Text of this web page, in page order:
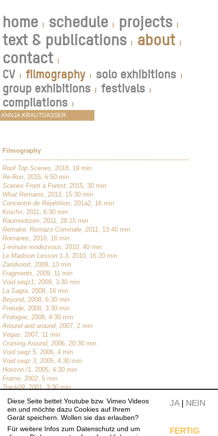
home | schedule | projects |
text & publications | about |
contact |
CV | filmography | solo exhibitions |
group exhibitions | festivals |
compilations |
Filmography
------------------------------------------------------------------------------------------------
Roof Top Scenes, 2018, 19 min
Re-Run, 2015, 6:50 min
Scenes From a Forest, 2015, 30 min
What Remains, 2013, 15:30 min
Concentré de Répétition, 201a2, 16 min
Krochn, 2011, 6:30 min
Raumnotizen, 2011, 28:15 min
Remake: Romazo Criminale, 2011, 13:40 min
Romanes, 2010, 16 min
1-minute rendezvous, 2010, 40 min
Le Madison Lesson 1-3, 2010, 16:20 min
Zandvoort, 2009, 13 min
Fragments, 2009, 11 min
Void.seqz1, 2009, 3:30 min
La Sagra, 2008, 16 min
Beyond, 2008, 6:30 min
Prelude, 2008, 3:30 min
Prologue, 2008, 4:30 min
Around and around, 2007, 2 min
Vegas, 2007, 11 min
Cruising Around, 2006, 20:30 min
Void.seqz 5, 2006, 4 min
Void.seqz 3, 2005, 4:30 min
Horizon /1, 2005, 4:30 min
Frame, 2002, 5 min
Track09, 2001, 3:30 min
Perceptive faculty 2, 1999, 4 min
Deutsch
Diese Seite bettet Youtube bzw. Vimeo Videos
ein und möchte dazu Cookies auf Ihrem
Gerät speichern. Wollen sie das erlauben?
JA| NEIN
Für weitere Infos zum Datenschutz und um
FERTIG